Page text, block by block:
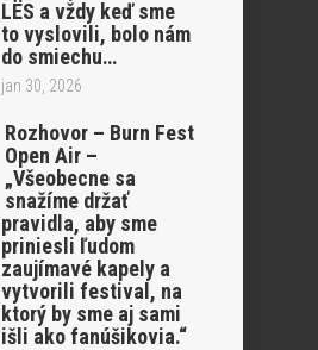
LËS a vždy keď sme
to vyslovili, bolo nám
do smiechu…
jan 30, 2026
Rozhovor – Burn Fest
Open Air –
„Všeobecne sa
snažíme držať
pravidla, aby sme
priniesli ľudom
zaujímavé kapely a
vytvorili festival, na
ktorý by sme aj sami
išli ako fanúšikovia.“